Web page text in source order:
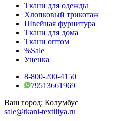
Ткани для одежды
Хлопковый трикотаж
Швейная фурнитура
Ткани для дома
Ткани оптом
%Sale
Уценка
8-800-200-4150
79513661969
Ваш город: Колумбус
sale@tkani-textiliya.ru